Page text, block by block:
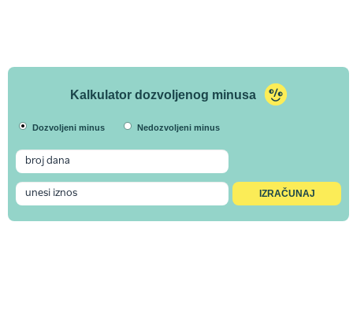
Kalkulator dozvoljenog minusa
Dozvoljeni minus Nedozvoljeni minus